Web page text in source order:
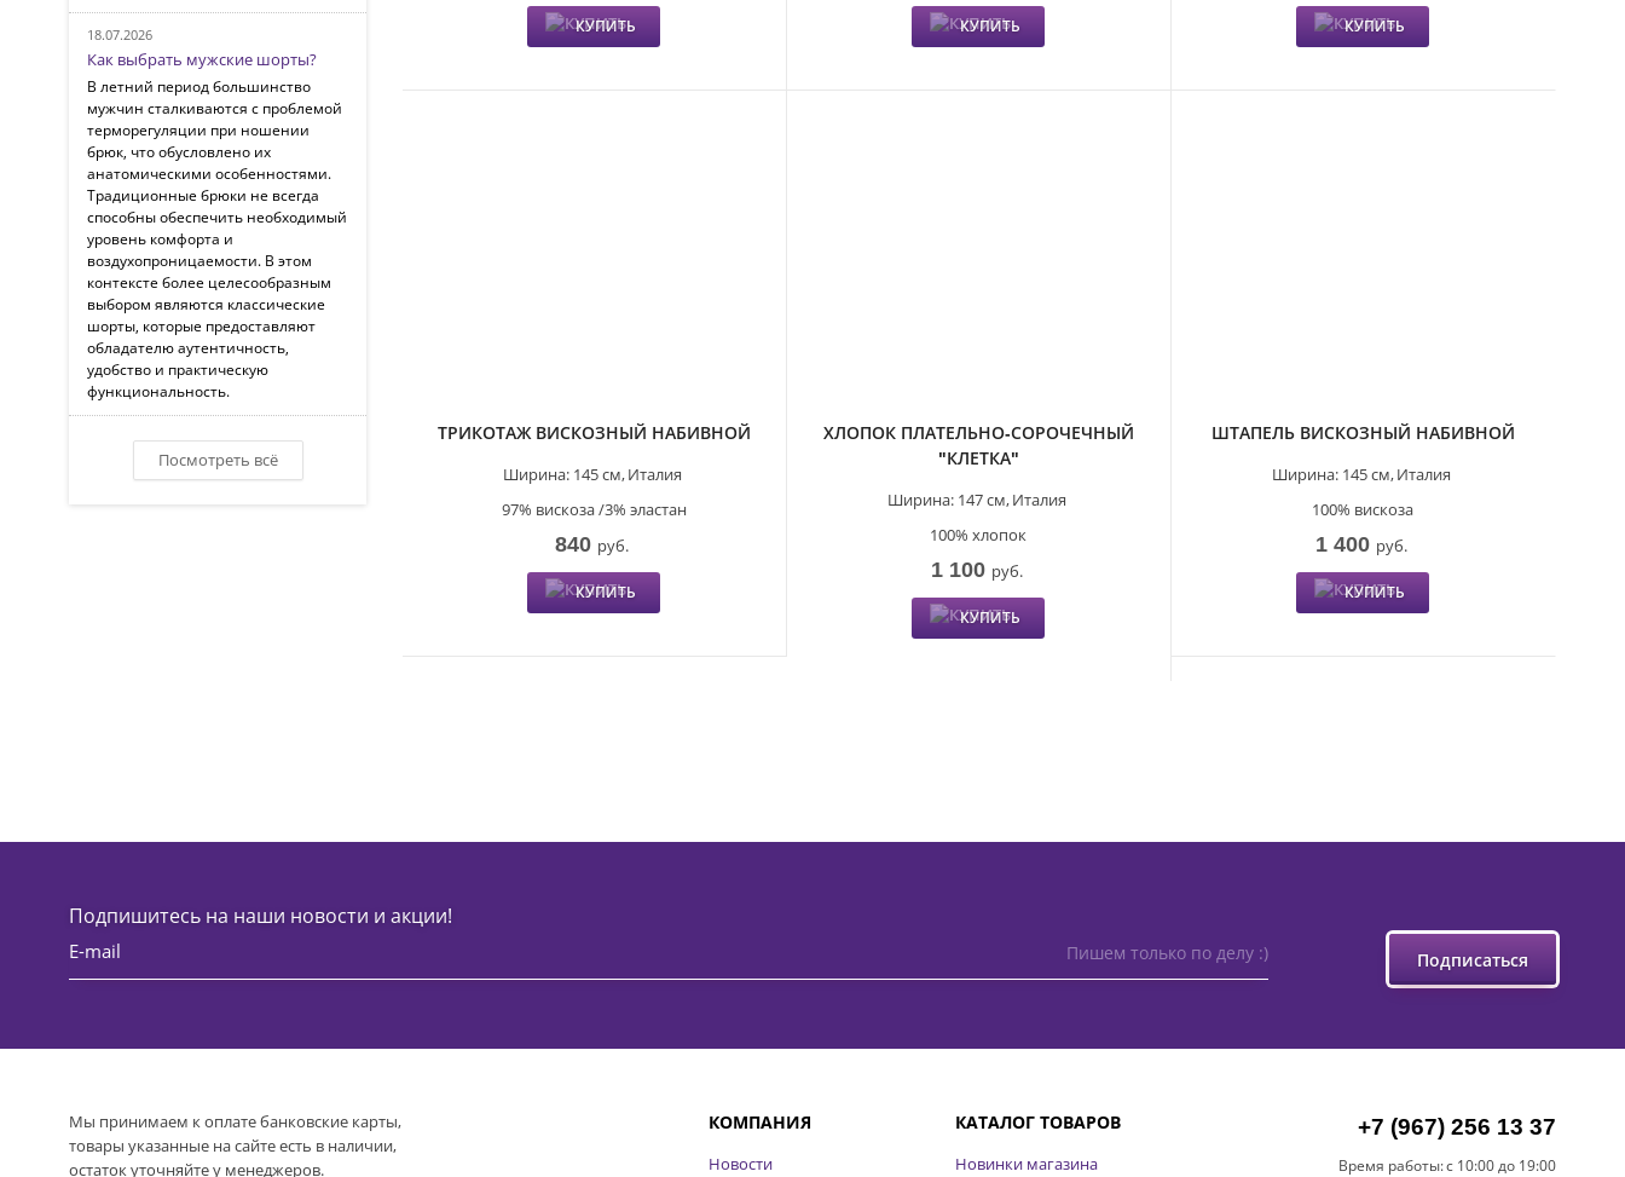
18.07.2026
Как выбрать мужские шорты?
В летний период большинство
мужчин сталкиваются с проблемой
терморегуляции при ношении
брюк, что обусловлено их
анатомическими особенностями.
Традиционные брюки не всегда
способны обеспечить необходимый
уровень комфорта и
воздухопроницаемости. В этом
контексте более целесообразным
выбором являются классические
шорты, которые предоставляют
обладателю аутентичность,
удобство и практическую
функциональность.
Посмотреть всё
КУПИТЬ КУПИТЬ КУПИТЬ
ТРИКОТАЖ ВИСКОЗНЫЙ НАБИВНОЙ
Италия
Ширина: 145 см,
97% вискоза /3% эластан
840 руб.
КУПИТЬ
ХЛОПОК ПЛАТЕЛЬНО-СОРОЧЕЧНЫЙ
"КЛЕТКА"
Италия
Ширина: 147 см,
100% хлопок
1 100 руб.
КУПИТЬ
ШТАПЕЛЬ ВИСКОЗНЫЙ НАБИВНОЙ
Италия
Ширина: 145 см,
100% вискоза
1 400 руб.
КУПИТЬ
Подпишитесь на наши новости и акции!
Пишем только по делу :) Подписаться
Мы принимаем к оплате банковские карты,
товары указанные на сайте есть в наличии,
остаток уточняйте у менеджеров.
КОМПАНИЯ
Новости
КАТАЛОГ ТОВАРОВ
Новинки магазина
+7 (967) 256 13 37
Время работы:с 10:00 до 19:00